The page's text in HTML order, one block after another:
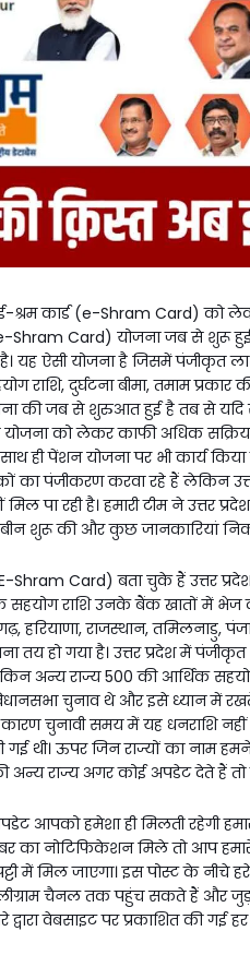
ई-श्रम कार्ड (e-Shram Card) को
(e-Shram Card) योजना जब से
है। यह ऐसी योजना है जिसमें पंजीकृत
राशि, दुर्घटना बीमा, तमाम
की जब से शुरुआत हुई है तब से यदि
को लेकर काफी अधिक
ही पेंशन योजना पर भी कार्य किया
का पंजीकरण करवा रहे हैं लेकिन
पा रही है। हमारी टीम ने उत्तर
शुरू की और कुछ जानकारियां
Card) बता चुके हैं उत्तर
सहयोग राशि उनके बैंक खातों में भेज
हरियाणा, राजस्थान, तमिलनाडु,
हो गया है। उत्तर प्रदेश में पंजीकृत
अन्य राज्य ₹500 की आर्थिक
चुनाव थे और इसे ध्यान में
चुनावी समय में यह धनराशि
गई थी। ऊपर जिन राज्यों का नाम
अन्य राज्य अगर कोई अपडेट देते हैं
आपको हमेशा ही मिलती रहेगी
का नोटिफिकेशन मिले तो आप
में मिल जाएगा। इस पोस्ट के नीचे
चैनल तक पहुंच सकते हैं और जुड़
वेबसाइट पर प्रकाशित की गई